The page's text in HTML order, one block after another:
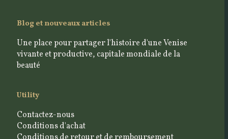
Blog et nouveaux articles
Une place pour partager l'histoire d'une Venise
vivante et productive, capitale mondiale de la
beauté
Utility
Contactez-nous
Conditions d'achat